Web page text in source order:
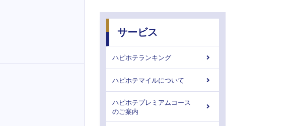
サービス
ハピホテランキング
ハピホテマイルについて
ハピホテプレミアムコース
のご案内